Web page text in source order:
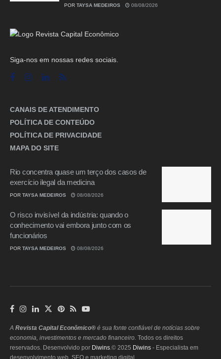
POR TAYSA MEDEIROS 08/08/2026
Siga-nos em nossas redes sociais.
CANAIS DE ATENDIMENTO
POLÍTICA DE CONTEÚDO
POLÍTICA DE PRIVACIDADE
MAPA DO SITE
Rio concentra quase um terço dos casos de
exercício ilegal da medicina
POR TAYSA MEDEIROS 08/08/2026
O risco invisível da indústria: quando o
conhecimento vai embora junto com os
funcionários
POR TAYSA MEDEIROS 08/08/2026
A Revista Capital Econômico® é sua fonte confiável de notícias sobre
economia, investimentos e mercado financeiro. Todos os direitos
reservados. Desenvolvido por Diwins.© 2025 Diwins - Especialista em
desenvolvimento web, SEO e marketing digital.